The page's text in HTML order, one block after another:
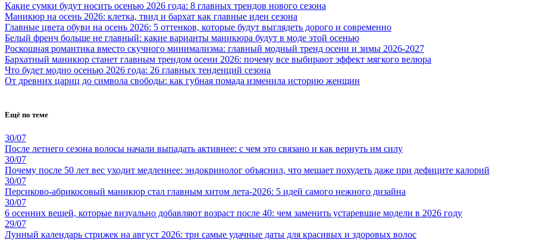
Какие сумки будут носить осенью 2026 года: 8 главных трендов нового сезона
Маникюр на осень 2026: клетка, твид и бархат как главные идеи сезона
Главные цвета обуви на осень 2026: 5 оттенков, которые будут выглядеть дорого и современно
Белый френч больше не главный: какие варианты маникюра будут в моде этой осенью
Роскошная романтика вместо скучного минимализма: главный модный тренд осени и зимы 2026-2027
Бархатный маникюр станет главным трендом осени 2026: почему все выбирают эффект мягкого велюра
Что будет модно осенью 2026 года: 26 главных тенденций сезона
От древних цариц до символа свободы: как губная помада изменила историю женщин
Ещё по теме
30/07
После летнего сезона волосы начали выпадать активнее: с чем это связано и как вернуть им силу
30/07
Почему после 50 лет вес уходит медленнее: эндокринолог объяснил, что мешает похудеть даже при дефиците калорий
30/07
Персиково-абрикосовый маникюр стал главным хитом лета-2026: 5 идей самого нежного дизайна
30/07
6 осенних вещей, которые визуально добавляют возраст после 40: чем заменить устаревшие модели в 2026 году
29/07
Лунный календарь стрижек на август 2026: три самые удачные даты для красивых и здоровых волос